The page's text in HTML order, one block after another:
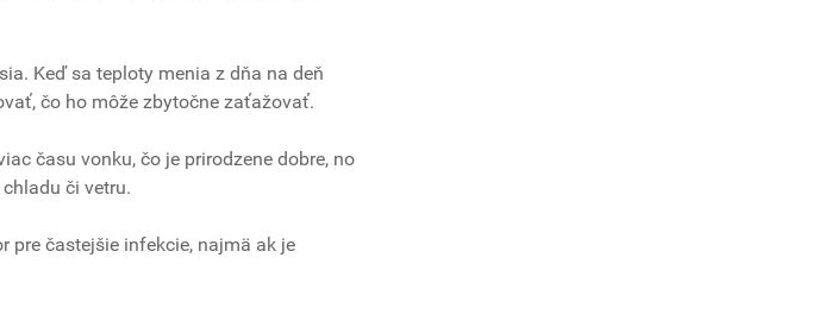
Keď sa teploty menia z dňa na deň
čo ho môže zbytočne zaťažovať.
času vonku, čo je prirodzene dobre, no
či vetru.
pre častejšie infekcie, najmä ak je